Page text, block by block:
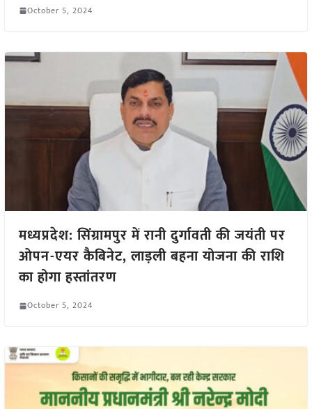
October 5, 2024
मध्यप्रदेश: सिंग्रामपुर में रानी दुर्गावती की जयंती पर
ओपन-एयर कैबिनेट, लाड़ली बहना योजना की राशि
का होगा हस्तांतरण
October 5, 2024